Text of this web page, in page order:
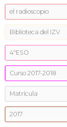
el radioscopio
Biblioteca del IZV
4ºESO
Curso 2017-2018
Matrícula
2017